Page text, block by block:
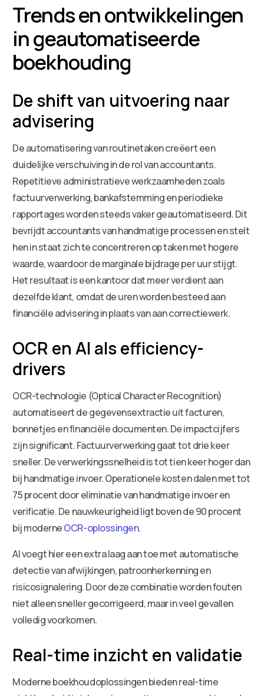
Trends en ontwikkelingen
in geautomatiseerde
boekhouding
De shift van uitvoering naar
advisering
De automatisering van routinetaken creëert een
duidelijke verschuiving in de rol van accountants.
Repetitieve administratieve werkzaamheden zoals
factuurverwerking, bankafstemming en periodieke
rapportages worden steeds vaker geautomatiseerd. Dit
bevrijdt accountants van handmatige processen en stelt
hen in staat zich te concentreren op taken met hogere
waarde, waardoor de marginale bijdrage per uur stijgt.
Het resultaat is een kantoor dat meer verdient aan
dezelfde klant, omdat de uren worden besteed aan
financiële advisering in plaats van aan correctiewerk.
OCR en AI als efficiency-
drivers
OCR-technologie (Optical Character Recognition)
automatiseert de gegevensextractie uit facturen,
bonnetjes en financiële documenten. De impactcijfers
zijn significant. Factuurverwerking gaat tot drie keer
sneller. De verwerkingssnelheid is tot tien keer hoger dan
bij handmatige invoer. Operationele kosten dalen met tot
75 procent door eliminatie van handmatige invoer en
verificatie. De nauwkeurigheid ligt boven de 90 procent
bij moderneOCR-oplossingen.
AI voegt hier een extra laag aan toe met automatische
detectie van afwijkingen, patroonherkenning en
risicosignalering. Door deze combinatie worden fouten
niet alleen sneller gecorrigeerd, maar in veel gevallen
volledig voorkomen.
Real-time inzicht en validatie
Moderne boekhoudoplossingen bieden real-time